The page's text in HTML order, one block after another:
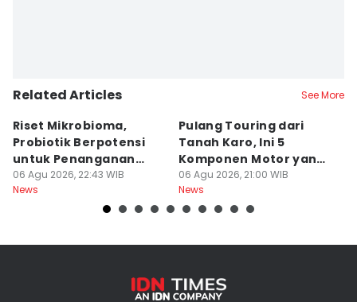
Related Articles See More
Riset Mikrobioma,
Probiotik Berpotensi
untuk Penanganan
Jerawat
06 Agu 2026, 22:43 WIB
News
Pulang Touring dari
Tanah Karo, Ini 5
Komponen Motor yang
Wajib Dicek
06 Agu 2026, 21:00 WIB
News